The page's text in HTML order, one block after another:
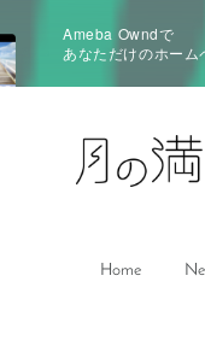
Ameba Owndで
あなただけのホーム
Home